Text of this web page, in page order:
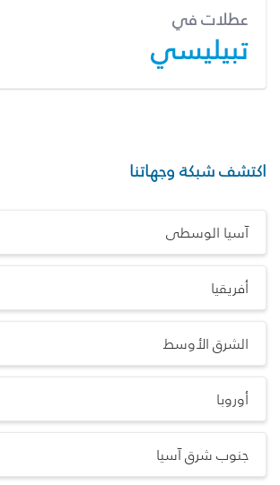
عطلات في
تبيليسي
اكتشف شبكة وجهاتنا
آسيا الوسطى
أفريقيا
الشرق الأوسط
أوروبا
جنوب شرق آسيا